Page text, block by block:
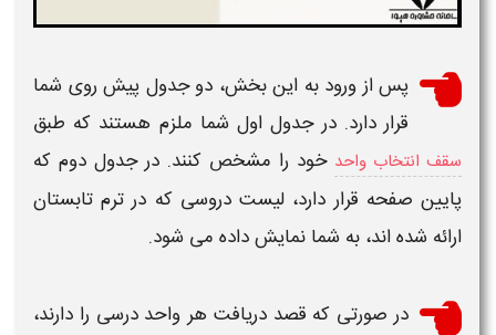
پس از ورود به این بخش، دو جدول پیش روی شما
قرار دارد. در جدول اول شما ملزم هستند که طبق
سقف انتخاب واحد خود را مشخص کنند. در جدول دوم که
پایین صفحه قرار دارد، لیست دروسی که در ترم تابستان
ارائه شده اند، به شما نمایش داده می شود.
در صورتی که قصد دریافت هر واحددرسی را دارند،